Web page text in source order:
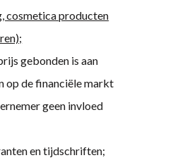
cosmetica producten
gebonden is aan
op de financiële markt
geen invloed
en tijdschriften;